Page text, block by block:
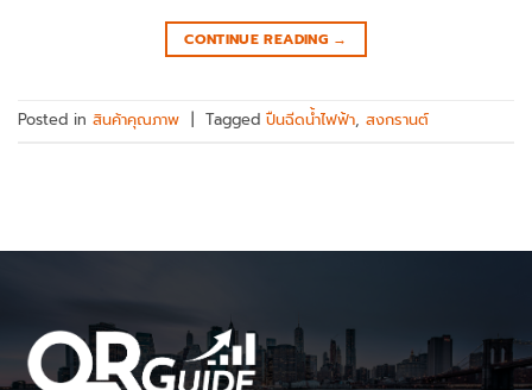
CONTINUE READING →
Posted in สินค้าคุณภาพ | Tagged ปืนฉีดน้ำไฟฟ้า, สงกรานต์